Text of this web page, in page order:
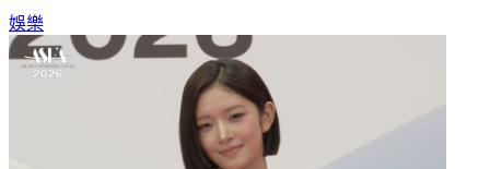
娛樂